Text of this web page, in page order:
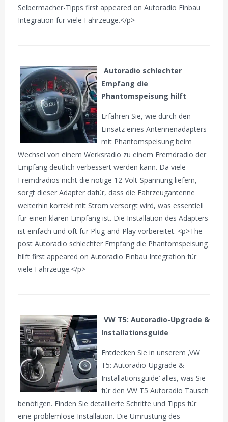
Selbermacher-Tipps first appeared on Autoradio Einbau
Integration für viele Fahrzeuge.</p>
Autoradio schlechter
Empfang die
Phantomspeisung hilft
Erfahren Sie, wie durch den
Einsatz eines Antennenadapters
mit Phantomspeisung beim
Wechsel von einem Werksradio zu einem Fremdradio der
Empfang deutlich verbessert werden kann. Da viele
Fremdradios nicht die nötige 12-Volt-Spannung liefern,
sorgt dieser Adapter dafür, dass die Fahrzeugantenne
weiterhin korrekt mit Strom versorgt wird, was essentiell
für einen klaren Empfang ist. Die Installation des Adapters
ist einfach und oft für Plug-and-Play vorbereitet. <p>The
post Autoradio schlechter Empfang die Phantomspeisung
hilft first appeared on Autoradio Einbau Integration für
viele Fahrzeuge.</p>
VW T5: Autoradio-Upgrade &
Installationsguide
Entdecken Sie in unserem ‚VW
T5: Autoradio-Upgrade &
Installationsguide‘ alles, was Sie
für den VW T5 Autoradio Tausch
benötigen. Finden Sie detaillierte Schritte und Tipps für
eine problemlose Installation. Die Umrüstung des